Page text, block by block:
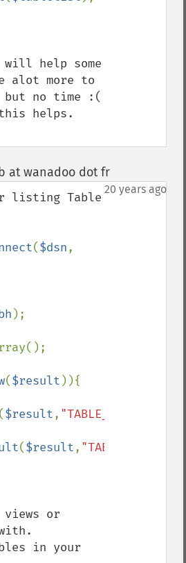
help some
alot more to
but no time :(
helps.
at wanadoo dot fr¶
20 years ago
listing Table
($dsn
);
($result )){
($result, "TABLE_TYPE"
($result, "TABLE_NAME"
views or
in your